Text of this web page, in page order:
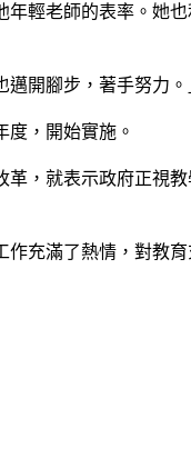
輕老師的表率。她
開腳步，著手努力。
，開始實施。
，就表示政府正視
充滿了熱情，對教